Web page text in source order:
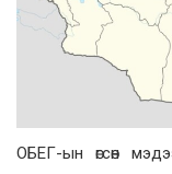
ОБЕГ-ын өгсөн